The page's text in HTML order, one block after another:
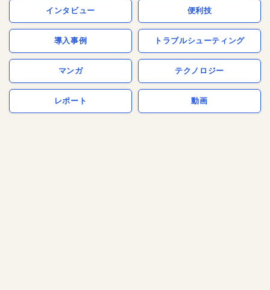
インタビュー 便利技
導入事例 トラブルシューティング
マンガ テクノロジー
レポート 動画